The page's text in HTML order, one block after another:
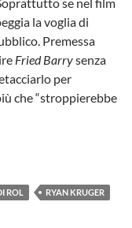
la voglia di
Premessa
Fried Barrysenza
per
che “stroppierebbe
RYAN KRUGER
ROL
RYAN KRUGER